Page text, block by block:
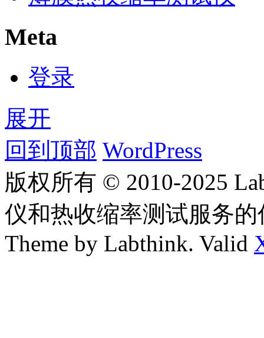
Meta
登录
展开
回到顶部 WordPress
版权所有 © 2010-2025
仪和热收缩率测试服务
Theme by Labthink. Valid